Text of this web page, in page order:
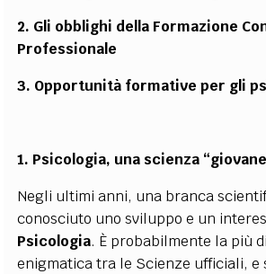
2. Gli obblighi della Formazione
Professionale
3. Opportunità formative per gli
1. Psicologia, una scienza
Negli ultimi anni, una branca
conosciuto uno sviluppo e un
Psicologia. È probabilmente la più
enigmatica tra le Scienze ufficiali, e